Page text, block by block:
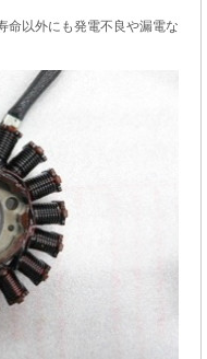
命以外にも発電不良や漏電な